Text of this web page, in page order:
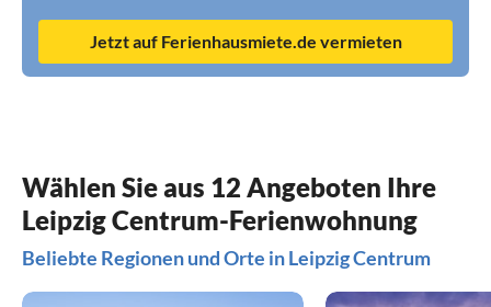
Jetzt auf Ferienhausmiete.de vermieten
Wählen Sie aus 12 Angeboten Ihre
Leipzig Centrum-Ferienwohnung
Beliebte Regionen und Orte in Leipzig Centrum